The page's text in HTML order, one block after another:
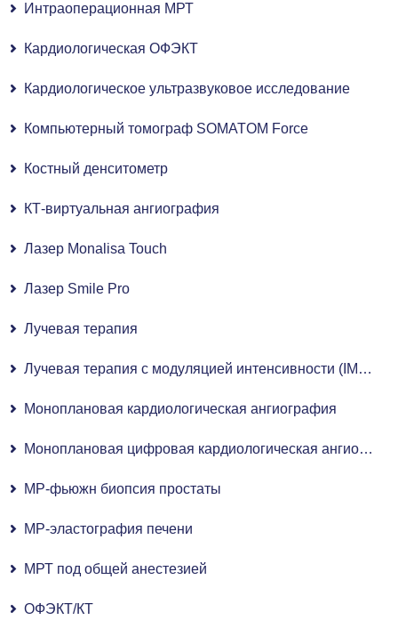
Интраоперационная МРТ
Кардиологическая ОФЭКТ
Кардиологическое ультразвуковое исследование
Компьютерный томограф SOMATOM Force
Костный денситометр
КТ-виртуальная ангиография
Лазер Monalisa Touch
Лазер Smile Pro
Лучевая терапия
Лучевая терапия с модуляцией интенсивности (IMRT)
Моноплановая кардиологическая ангиография
Моноплановая цифровая кардиологическая ангиографическая система с плоскопанельным детектором
МР-фьюжн биопсия простаты
МР-эластография печени
МРТ под общей анестезией
ОФЭКТ/КТ